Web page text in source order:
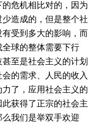
危机相比对的，因为
造成的，但是整个社
受到多大的影响，而
球的整体需要下行
至是社会主义的计划
的需求、人民的收入
了，应用社会主义的
获得了正宗的社会主
我们是举双手欢迎